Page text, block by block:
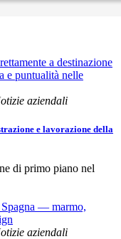
aziendali
e lavorazione della
di primo piano nel
aziendali